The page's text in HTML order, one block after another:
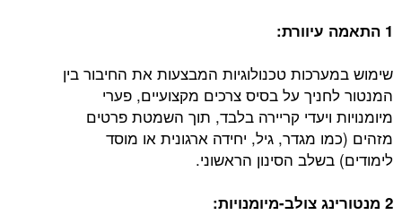
1 התאמה עיוורת:
שימוש במערכות טכנולוגיות המבצעות את החיבור בין
המנטור לחניך על בסיס צרכים מקצועיים, פערי
מיומנויות ויעדי קריירה בלבד, תוך השמטת פרטים
מזהים (כמו מגדר, גיל, יחידה ארגונית או מוסד
לימודים) בשלב הסינון הראשוני.
2 מנטורינג צולב-מיומנויות: